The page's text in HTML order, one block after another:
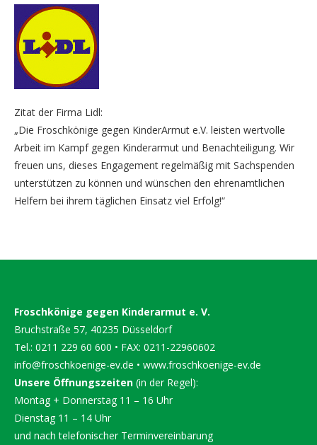
Zitat der Firma Lidl:
„Die Froschkönige gegen KinderArmut e.V. leisten wertvolle
Arbeit im Kampf gegen Kinderarmut und Benachteiligung. Wir
freuen uns, dieses Engagement regelmäßig mit Sachspenden
unterstützen zu können und wünschen den ehrenamtlichen
Helfern bei ihrem täglichen Einsatz viel Erfolg!“
Froschkönige gegen Kinderarmut e. V.
Bruchstraße 57, 40235 Düsseldorf
Tel.: 0211 229 60 600 • FAX: 0211-22960602
info@froschkoenige-ev.de • www.froschkoenige-ev.de
Unsere Öffnungszeiten (in der Regel):
Montag + Donnerstag 11 – 16 Uhr
Dienstag 11 – 14 Uhr
und nach telefonischer Terminvereinbarung